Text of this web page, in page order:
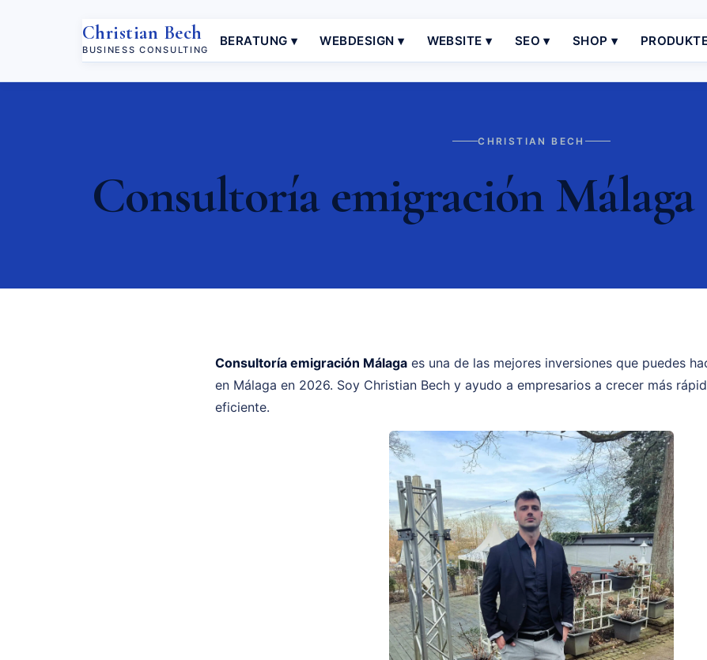
Christian Bech
BUSINESS CONSULTING
BERATUNG ▾ WEBDESIGN ▾ WEBSITE ▾ SEO ▾ SHOP ▾
CHRISTIAN BECH
Consultoría emigración Málaga
Consultoría emigración Málaga es una de las mejores inversiones que puedes
en Málaga en 2026. Soy Christian Bech y ayudo a empresarios a crecer más
eficiente.